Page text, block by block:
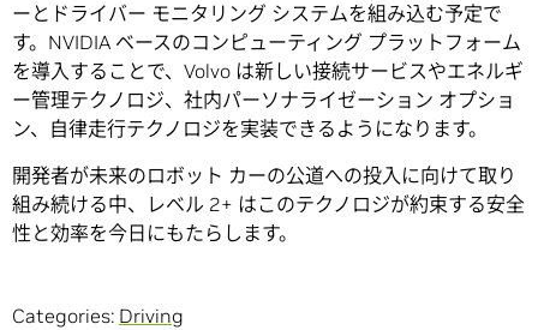
ーとドライバー モニタリング システムを組み込む予定で
す。NVIDIA ベースのコンピューティング プラットフォーム
を導入することで、Volvo は新しい接続サービスやエネルギ
ー管理テクノロジ、社内パーソナライゼーション オプショ
ン、自律走行テクノロジを実装できるようになります。
開発者が未来のロボット カーの公道への投入に向けて取り
組み続ける中、レベル 2+ はこのテクノロジが約束する安全
性と効率を今日にもたらします。
Categories: Driving